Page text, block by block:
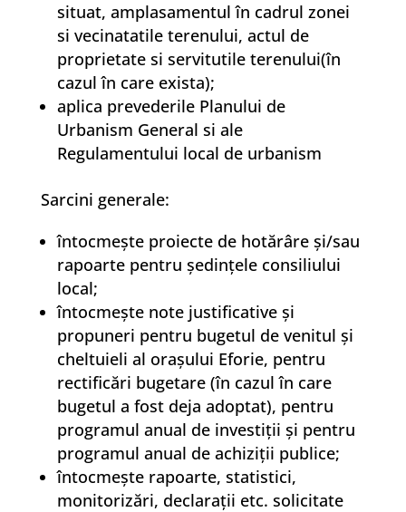
situat, amplasamentul în cadrul zonei
si vecinatatile terenului, actul de
proprietate si servitutile terenului(în
cazul în care exista);
aplica prevederile Planului de
Urbanism General si ale
Regulamentului local de urbanism
Sarcini generale:
întocmeşte proiecte de hotărâre şi/sau
rapoarte pentru şedinţele consiliului
local;
întocmeşte note justificative şi
propuneri pentru bugetul de venitul şi
cheltuieli al oraşului Eforie, pentru
rectificări bugetare (în cazul în care
bugetul a fost deja adoptat), pentru
programul anual de investiţii şi pentru
programul anual de achiziţii publice;
întocmeşte rapoarte, statistici,
monitorizări, declaraţii etc. solicitate